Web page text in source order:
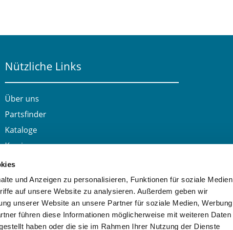
und Anzeigen zu personalisieren, Funktionen für soziale Medien
auf unsere Website zu analysieren. Außerdem geben wir
unserer Website an unsere Partner für soziale Medien, Werbung
führen diese Informationen möglicherweise mit weiteren Daten
haben oder die sie im Rahmen Ihrer Nutzung der Dienste
Nützliche Links
Über uns
Partsfinder
Kataloge
Karriere
Kontakt